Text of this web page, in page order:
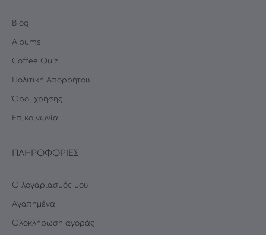
Blog
Albums
Coffee Quiz
Πολιτική Απορρήτου
Όροι χρήσης
Επικοινωνία
ΠΛΗΡΟΦΟΡΊΕΣ
Ο λογαριασμός μου
Αγαπημένα
Oλοκλήρωση αγοράς